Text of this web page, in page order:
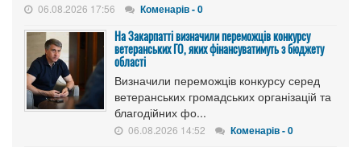
06.08.2026 17:56 Коменарів - 0
На Закарпатті визначили переможців конкурсу
ветеранських ГО, яких фінансуватимуть з бюджету
області
Визначили переможців конкурсу серед
ветеранських громадських організацій та
благодійних фо...
06.08.2026 14:52 Коменарів - 0